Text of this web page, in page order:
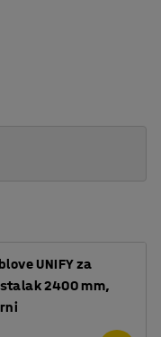
UNIFY za
stalak 2400 mm,